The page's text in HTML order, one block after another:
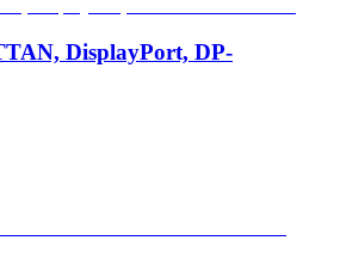
DisplayPort, DP-